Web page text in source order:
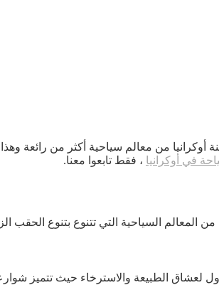
في أوكرانيا ، فقط تابعوا معنا.
السياحية التي تتنوع بتنوع الحقب
لعشاق الطبيعة والاسترخاء حيث تتميز